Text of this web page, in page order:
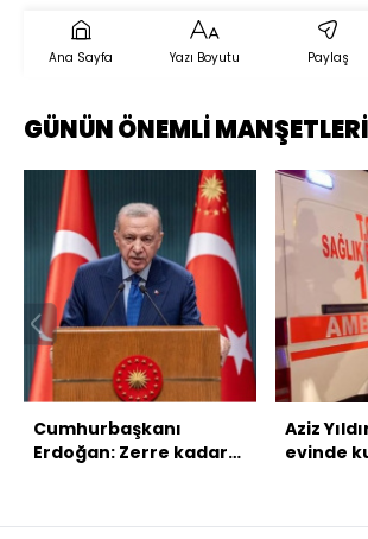
Ana Sayfa Yazı Boyutu Paylaş
GÜNÜN ÖNEMLİ MANŞETLERİ
Cumhurbaşkanı
Erdoğan: Zerre kadar
Aziz
evinde